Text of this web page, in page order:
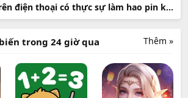
Bàn phím rung trên điện thoại có thực sự làm hao pin không?
Thêm »
trong 24 giờ qua